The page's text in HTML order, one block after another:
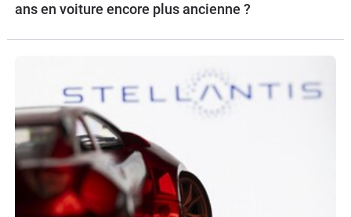
ans en voiture encore plus ancienne ?